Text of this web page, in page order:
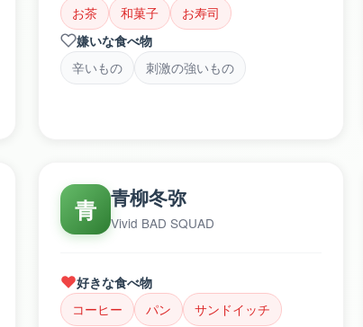
お茶
和菓子
お寿司
嫌いな食べ物
辛いもの
刺激の強いもの
青 青柳冬弥
Vivid BAD SQUAD
好きな食べ物
コーヒー
パン
サンドイッチ